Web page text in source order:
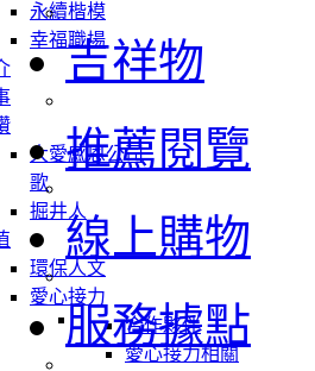
永續楷模
幸福職場
大愛感恩公司
歌
掘井人
環保人文
愛心接力
合作夥伴
愛心接力相關
吉祥物
推薦閱覽
線上購物
服務據點